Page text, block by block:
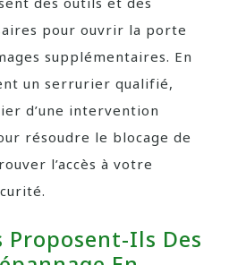
pour ouvrir la porte
supplémentaires. En
un serrurier qualifié,
d’une intervention
résoudre le blocage de
l’accès à votre
Proposent-Ils Des